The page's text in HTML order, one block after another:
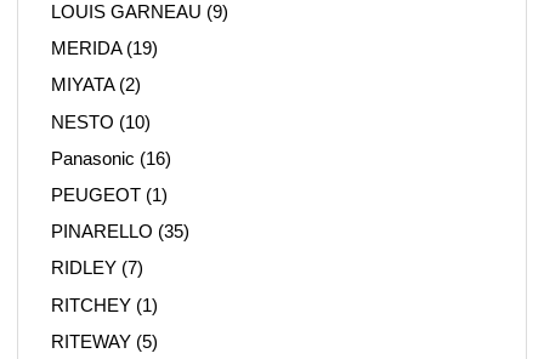
LOUIS GARNEAU (9)
MERIDA(19)
MIYATA(2)
NESTO (10)
Panasonic (16)
PEUGEOT (1)
PINARELLO (35)
RIDLEY (7)
RITCHEY (1)
RITEWAY (5)